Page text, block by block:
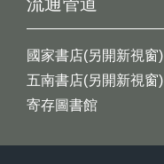
國家書店(另開新視窗)
五南書店(另開新視窗)
寄存圖書館